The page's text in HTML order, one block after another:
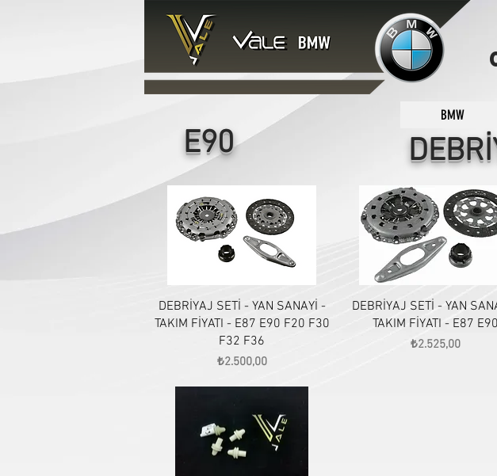
BMW
E90
Hızlı Bakış
DEBRİYAJ SETİ - YAN SANAYİ -
TAKIM FİYATI - E87 E90 F20 F30
F32 F36
Fiyat
₺2.500,00
Hızlı Bakış
DEBRİYAJ SETİ - YAN
TAKIM FİYATI - E87 E90
Fiyat
₺2.525,00